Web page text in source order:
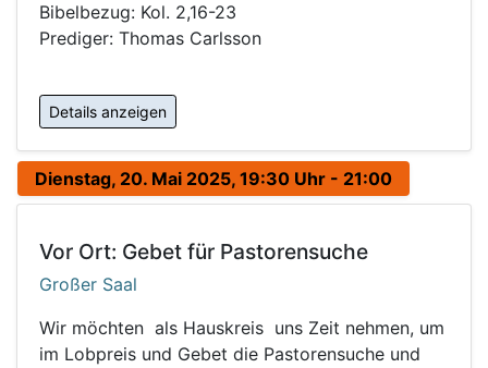
Bibelbezug: Kol. 2,16-23
Prediger: Thomas Carlsson
Details anzeigen
Dienstag, 20. Mai 2025, 19:30 Uhr - 21:00
Vor Ort: Gebet für Pastorensuche
Großer Saal
Wir möchten als Hauskreis uns Zeit nehmen, um
im Lobpreis und Gebet die Pastorensuche und